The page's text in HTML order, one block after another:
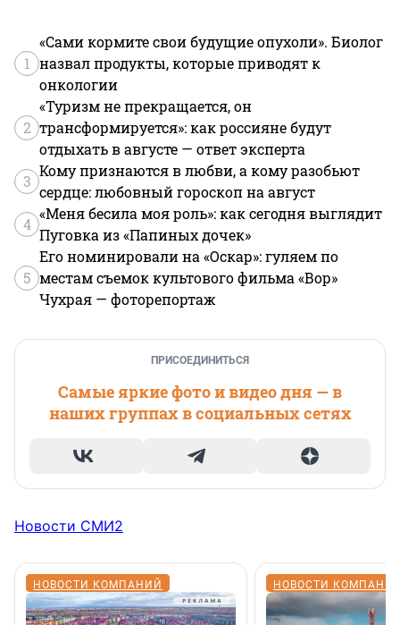
1
«Сами кормите свои будущие опухоли». Биолог
назвал продукты, которые приводят к
онкологии
2
«Туризм не прекращается, он
трансформируется»: как россияне будут
отдыхать в августе — ответ эксперта
3
Кому признаются в любви, а кому разобьют
сердце: любовный гороскоп на август
4
«Меня бесила моя роль»: как сегодня выглядит
Пуговка из «Папиных дочек»
5
Его номинировали на «Оскар»: гуляем по
местам съемок культового фильма «Вор»
Чухрая — фоторепортаж
ПРИСОЕДИНИТЬСЯ
Самые яркие фото и видео дня — в
наших группах в социальных сетях
Новости СМИ2
НОВОСТИ КОМПАНИЙ НОВОСТИ